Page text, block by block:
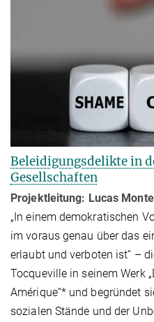
Beleidigungsdelikte in
Gesellschaften
Projektleitung: Lucas
„In einem demokratischen
im voraus genau über das
erlaubt und verboten ist“ –
Tocqueville in seinem Werk
Amérique“* und begründet
sozialen Stände und der